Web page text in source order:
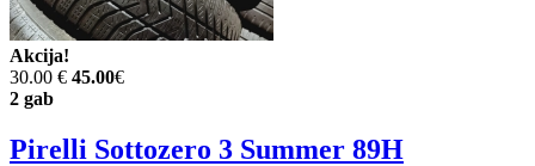
Akcija!
30.00 € 45.00€
2 gab
Pirelli Sottozero 3 Summer 89H